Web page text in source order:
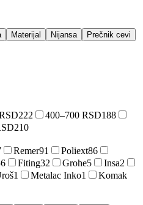
Materijal Nijansa Prečnik cevi
222 400–700 RSD188
210
Remer91 Poliext86
Fiting32 Grohe5 Insa2
1 Metalac Inko1
Komak